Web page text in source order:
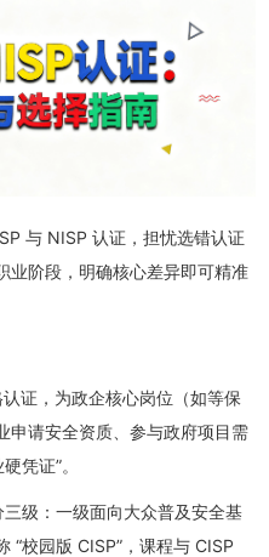
与 NISP 认证，担忧选错认证
业阶段，明确核心差异即可精准
证，为政企核心岗位（如等保
申请安全资质、参与政府项目需
凭证”。
级：一级面向大众普及安全基
“校园版 CISP”，课程与 CISP